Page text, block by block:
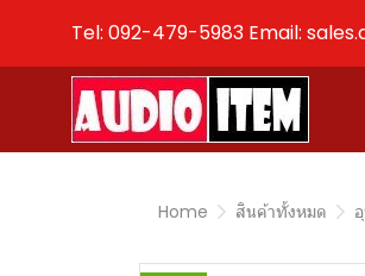
Tel: 092-479-5983 Email:
Home สินค้าทั้งหมด